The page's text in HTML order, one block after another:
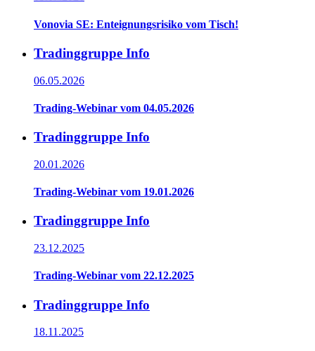
Vonovia SE: Enteignungsrisiko vom Tisch!
Tradinggruppe Info
06.05.2026
Trading-Webinar vom 04.05.2026
Tradinggruppe Info
20.01.2026
Trading-Webinar vom 19.01.2026
Tradinggruppe Info
23.12.2025
Trading-Webinar vom 22.12.2025
Tradinggruppe Info
18.11.2025